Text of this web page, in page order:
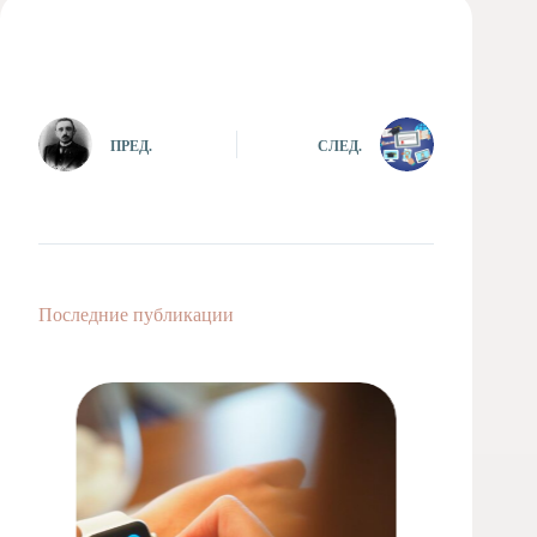
Психологическая
Служба
ПРЕД. СЛЕД.
Последние публикации